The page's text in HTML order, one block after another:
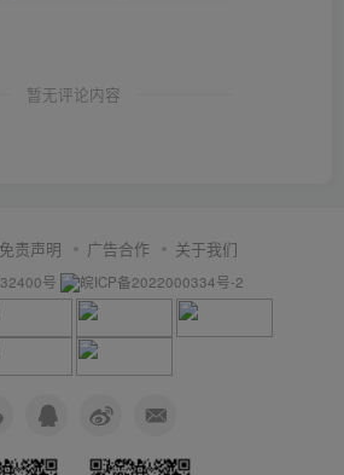
暂无评论内容
免责声明 广告合作 关于我们
号 皖ICP备2022000334号-2